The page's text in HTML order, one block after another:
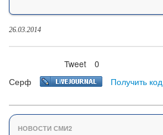
26.03.2014
Tweet
0
Серф
Получить код
НОВОСТИ СМИ2